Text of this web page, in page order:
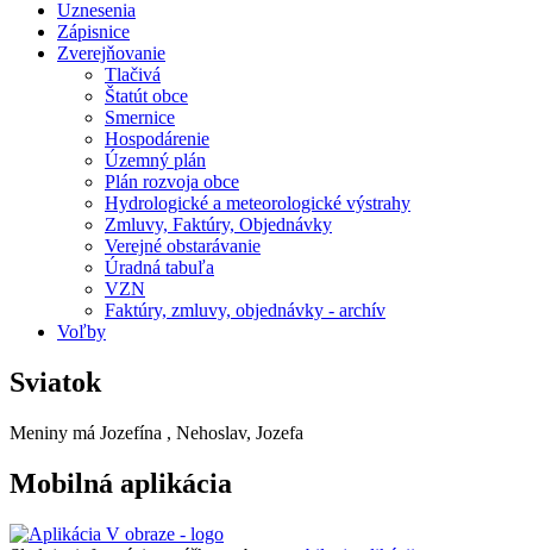
Uznesenia
Zápisnice
Zverejňovanie
Tlačivá
Štatút obce
Smernice
Hospodárenie
Územný plán
Plán rozvoja obce
Hydrologické a meteorologické výstrahy
Zmluvy, Faktúry, Objednávky
Verejné obstarávanie
Úradná tabuľa
VZN
Faktúry, zmluvy, objednávky - archív
Voľby
Sviatok
Meniny má Jozefína , Nehoslav, Jozefa
Mobilná aplikácia